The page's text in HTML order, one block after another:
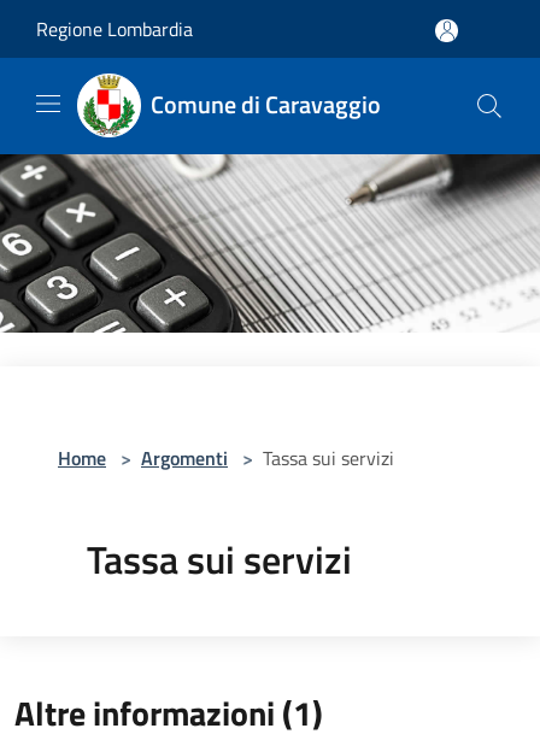
Regione Lombardia
Comune di Caravaggio
Home > Argomenti > Tassa sui servizi
Tassa sui servizi
Altre informazioni (1)